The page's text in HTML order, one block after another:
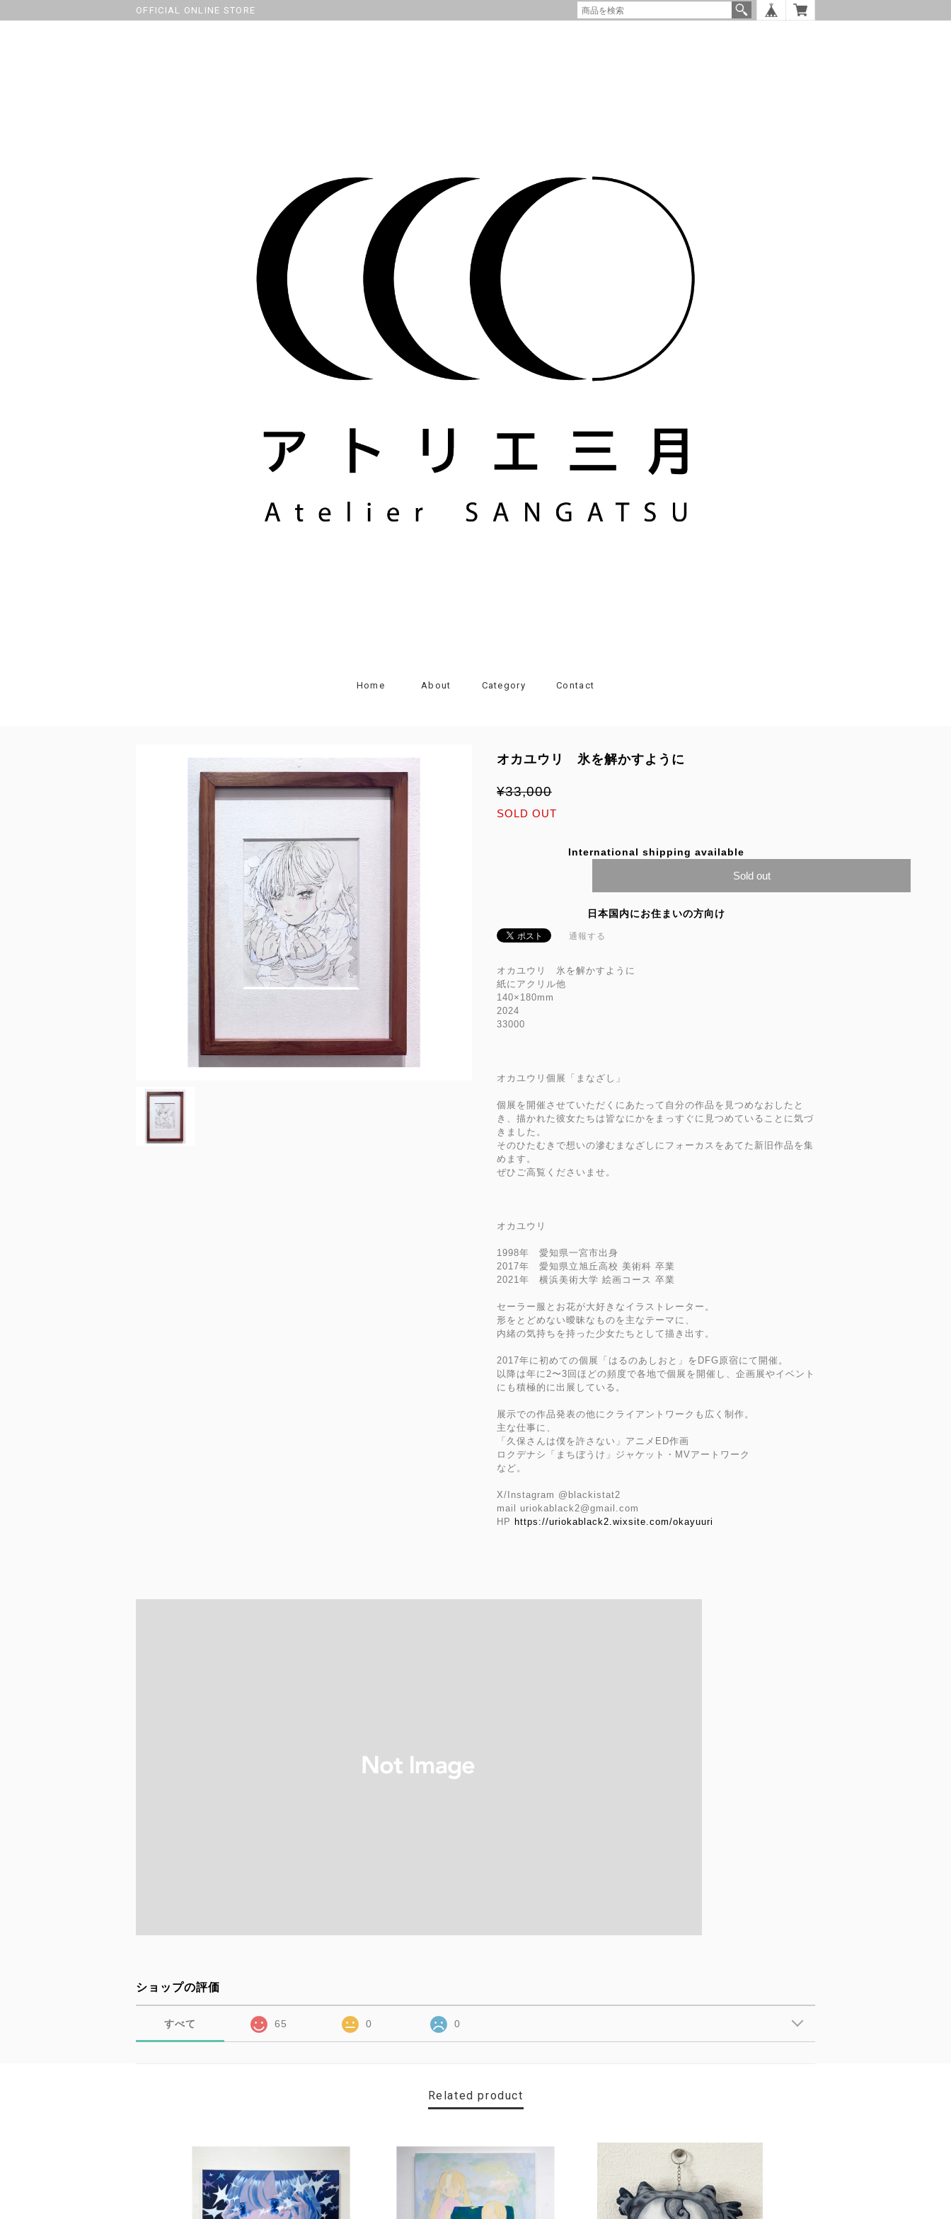
OFFICIAL ONLINE STORE
Home About Category Contact
オカユウリ 氷を解かすように
¥33,000
SOLD OUT
International shipping available
Sold out
日本国内にお住まいの方向け
通報する
オカユウリ 氷を解かすように
紙にアクリル他
140×180mm
2024
33000
オカユウリ個展「まなざし」
個展を開催させていただくにあたって自分の作品を見つめなおしたと
き、描かれた彼女たちは皆なにかをまっすぐに見つめていることに気づ
きました。
そのひたむきで想いの滲むまなざしにフォーカスをあてた新旧作品を集
めます。
ぜひご高覧くださいませ。
オカユウリ
1998年 愛知県一宮市出身
2017年 愛知県立旭丘高校 美術科 卒業
2021年 横浜美術大学 絵画コース 卒業
セーラー服とお花が大好きなイラストレーター。
形をとどめない曖昧なものを主なテーマに、
内緒の気持ちを持った少女たちとして描き出す。
2017年に初めての個展「はるのあしおと」をDFG原宿にて開催。
以降は年に2〜3回ほどの頻度で各地で個展を開催し、企画展やイベント
にも積極的に出展している。
展示での作品発表の他にクライアントワークも広く制作。
主な仕事に、
「久保さんは僕を許さない」アニメED作画
ロクデナシ「まちぼうけ」ジャケット・MVアートワーク
など。
X/Instagram @blackistat2
mail uriokablack2@gmail.com
HP https://uriokablack2.wixsite.com/okayuuri
ショップの評価
すべて 65 0 0
Related product